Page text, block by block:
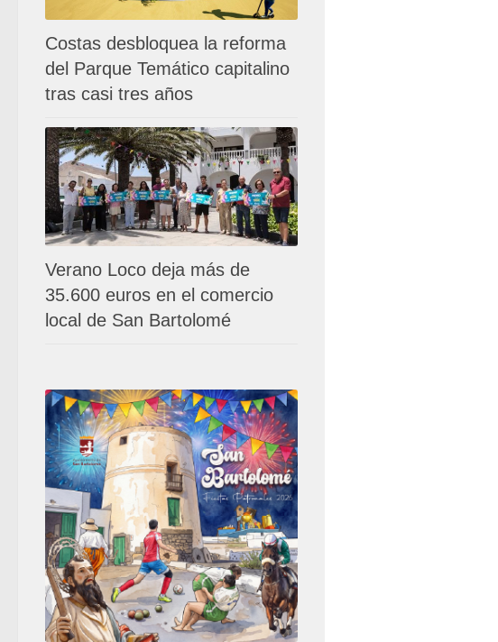
Costas desbloquea la reforma
del Parque Temático capitalino
tras casi tres años
Verano Loco deja más de
35.600 euros en el comercio
local de San Bartolomé